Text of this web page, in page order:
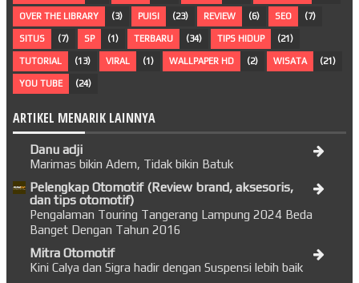
OVER THE LIBRARY (3) PUISI (23) REVIEW (6) SEO (7)
SITUS (7) SP (1) TERBARU (34) TIPS HIDUP (21)
TUTORIAL (13) VIRAL (1) WALLPAPER HD (2) WISATA (21)
YOU TUBE (24)
ARTIKEL MENARIK LAINNYA
Danu adji
Marimas bikin Adem, Tidak bikin Batuk
Pelengkap Otomotif (Review brand, aksesoris,
dan tips otomotif)
Pengalaman Touring Tangerang Lampung 2024 Beda
Banget Dengan Tahun 2016
Mitra Otomotif
Kini Calya dan Sigra hadir dengan Suspensi lebih baik